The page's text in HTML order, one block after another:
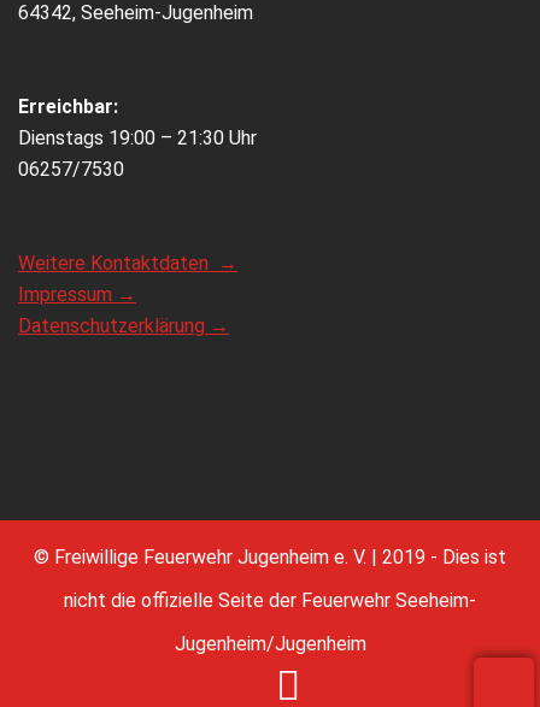
64342, Seeheim-Jugenheim
Erreichbar:
Dienstags 19:00 – 21:30 Uhr
06257/7530
Weitere Kontaktdaten →
Impressum →
Datenschutzerklärung →
© Freiwillige Feuerwehr Jugenheim e. V. | 2019 - Dies ist
nicht die offizielle Seite der Feuerwehr Seeheim-
Jugenheim/Jugenheim